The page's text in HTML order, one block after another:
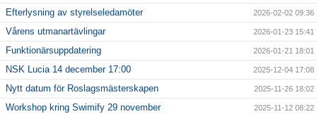
Efterlysning av styrelseledamöter 2026-02-02 09:36
Vårens utmanartävlingar 2026-01-23 15:41
Funktionärsuppdatering 2026-01-21 18:01
NSK Lucia 14 december 17:00 2025-12-04 17:08
Nytt datum för Roslagsmästerskapen 2025-11-26 18:02
Workshop kring Swimify 29 november 2025-11-12 08:22